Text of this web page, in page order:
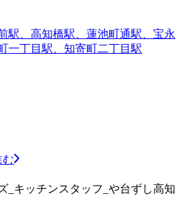
駅、高知橋駅、蓮池町通駅、宝永
一丁目駅、知寄町二丁目駅
む
_キッチンスタッフ_や台ずし高知